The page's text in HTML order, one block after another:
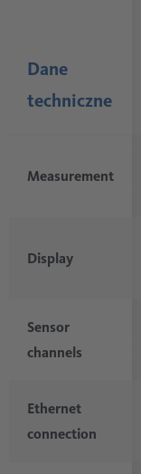
Dane
techniczne
Measurement
Display
Sensor
channels
Ethernet
connection